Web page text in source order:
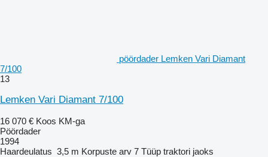
pöördader Lemken Vari Diamant
7/100
13
Lemken Vari Diamant 7/100
16 070 € Koos KM-ga
Pöördader
1994
Haardeulatus 3,5 m Korpuste arv 7 Tüüp traktori jaoks